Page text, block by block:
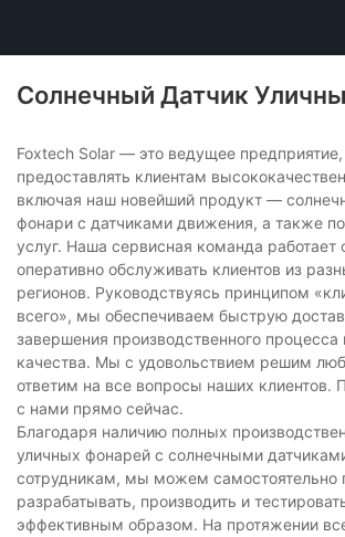
Солнечный Датчик
Foxtech Solar — это ведущее
предоставлять клиентам
включая наш новейший продукт —
фонари с датчиками движения, а также
услуг. Наша сервисная команда работает
оперативно обслуживать клиентов из
регионов. Руководствуясь принципом
всего», мы обеспечиваем быструю
завершения производственного процесса
качества. Мы с удовольствием решим
ответим на все вопросы наших клиентов.
с нами прямо сейчас.
Благодаря наличию полных
уличных фонарей с солнечными
сотрудникам, мы можем самостоятельно
разрабатывать, производить и
эффективным образом. На протяжении